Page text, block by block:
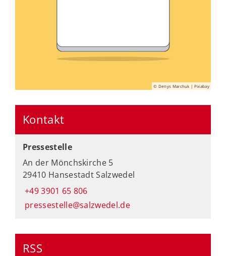
© Denys Marchuk | Pixabay
Kontakt
Pressestelle
An der Mönchskirche 5
29410 Hansestadt Salzwedel
+49 3901 65 806
pressestelle@salzwedel.de
RSS